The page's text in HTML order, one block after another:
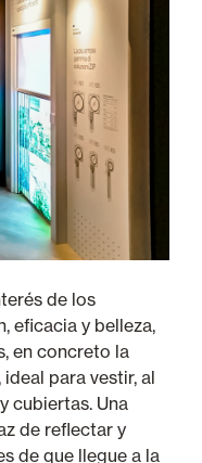
de los
eficacia y belleza,
en concreto la
, ideal para vestir, al
cubiertas. Una
de reflectar y
de que llegue a la